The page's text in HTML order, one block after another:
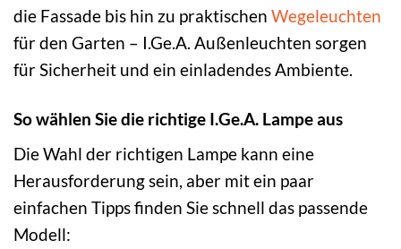
die Fassade bis hin zu praktischen Wegeleuchten
für den Garten – I.Ge.A. Außenleuchten sorgen
für Sicherheit und ein einladendes Ambiente.
So wählen Sie die richtige I.Ge.A. Lampe aus
Die Wahl der richtigen Lampe kann eine
Herausforderung sein, aber mit ein paar
einfachen Tipps finden Sie schnell das passende
Modell: